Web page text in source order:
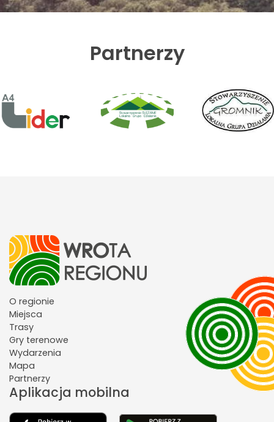
Partnerzy
O regionie
Miejsca
Trasy
Gry terenowe
Wydarzenia
Mapa
Partnerzy
Aplikacja mobilna